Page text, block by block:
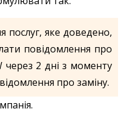
послуг, яке доведено,
повідомлення про
через 2 дні з моменту
про заміну.